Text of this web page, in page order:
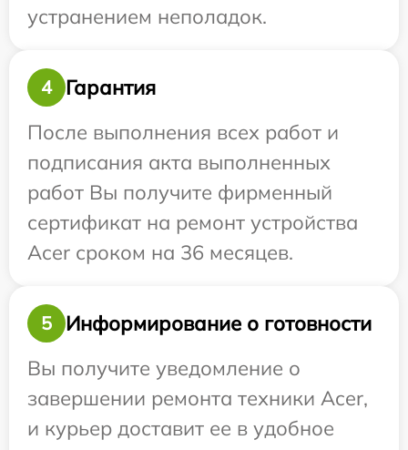
устранением неполадок.
4
Гарантия
После выполнения всех работ и
подписания акта выполненных
работ Вы получите фирменный
сертификат на ремонт устройства
Acer сроком на 36 месяцев.
5
Информирование о готовности
Вы получите уведомление о
завершении ремонта техники Acer,
и курьер доставит ее в удобное